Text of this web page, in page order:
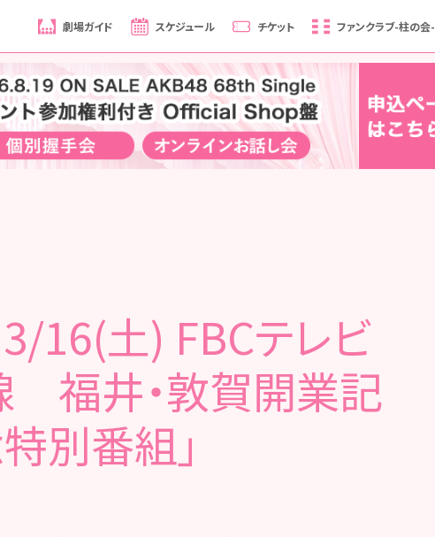
劇場ガイド スケジュール チケット ファンクラブ-柱の会-
3/16(土) FBCテレビ
福井・敦賀開業記
別番組」